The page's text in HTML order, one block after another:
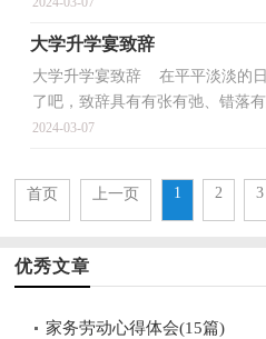
大学升学宴致辞
大学升学宴致辞 在平平淡淡的
了吧，致辞具有有张有弛、错落
有启发意义呢？以下是小编为大
2024-03-07
首页 上一页 1 2 3
优秀文章
家务劳动心得体会(15篇)